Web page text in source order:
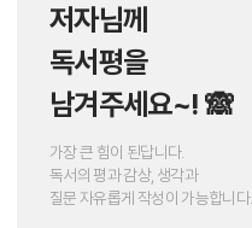
저자님께
독서평을
남겨주세요~! 🙈
가장 큰 힘이 된답니다.
독서의 평과 감상, 생각과
질문 자유롭게 작성이 가능합니다.